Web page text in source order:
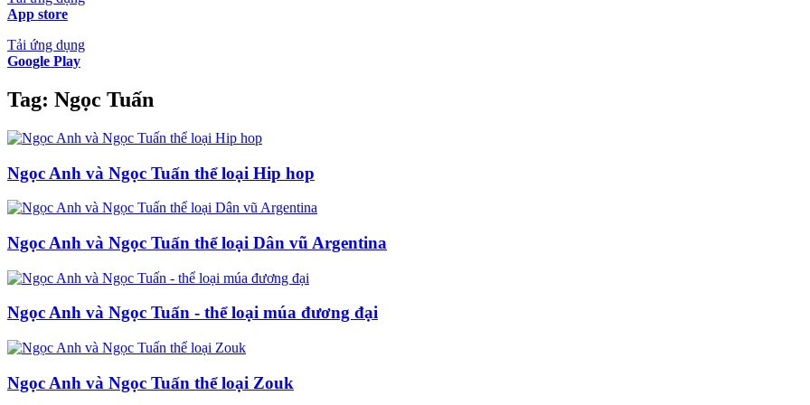
App store
Tải ứng dụng
Google Play
Tag: Ngọc Tuấn
Ngọc Anh và Ngọc Tuấn thể loại Hip hop
Ngọc Anh và Ngọc Tuấn thể loại Dân vũ Argentina
Ngọc Anh và Ngọc Tuấn - thể loại múa đương đại
Ngọc Anh và Ngọc Tuấn thể loại Zouk